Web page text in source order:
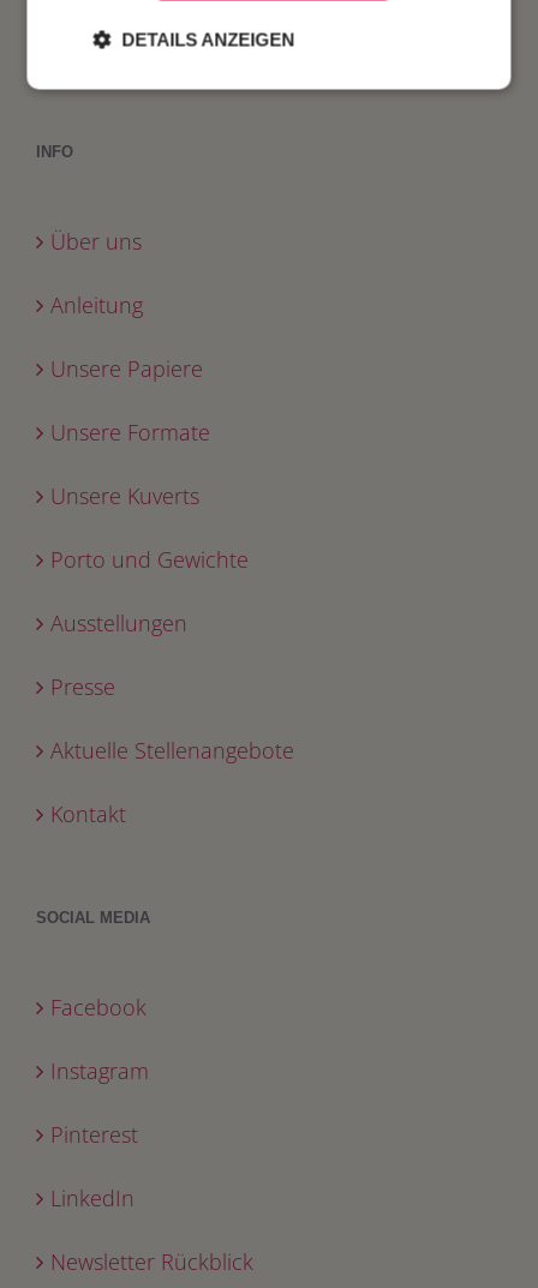
INFO
Über uns
Anleitung
Unsere Papiere
Unsere Formate
Unsere Kuverts
Porto und Gewichte
Ausstellungen
Presse
Aktuelle Stellenangebote
Kontakt
SOCIAL MEDIA
Facebook
Instagram
Pinterest
LinkedIn
Newsletter Rückblick
DETAILS ANZEIGEN